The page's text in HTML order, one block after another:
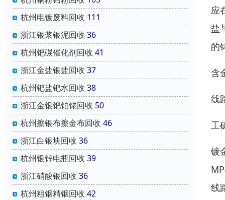
杭州电镀废料回收 111
浙江银浆银泥回收 36
杭州钯碳催化剂回收 41
浙江金盐银盐回收 37
杭州钯盐钯水回收 38
浙江金银钯铂铑回收 50
杭州擦银布擦金布回收 46
浙江白银块回收 36
杭州银锌电瓶回收 39
浙江硝酸银回收 36
杭州粗铟精铟回收 42
应
盐
的
含
线
工
镀
线